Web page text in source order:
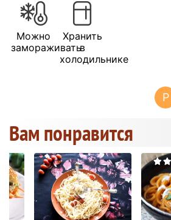
Можно
замораживать
Хранить
в
холодильнике
P
Вам понравится